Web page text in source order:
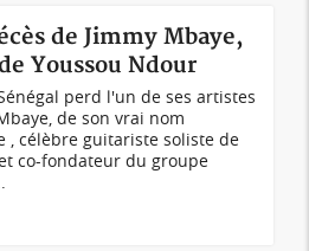
de Jimmy Mbaye,
Youssou Ndour
perd l'un de ses artistes
de son vrai nom
, célèbre guitariste soliste de
co-fondateur du groupe